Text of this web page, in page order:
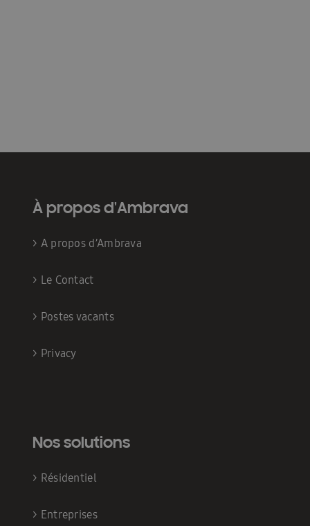
À propos d'Ambrava
> A propos d’Ambrava
> Le Contact
> Postes vacants
> Privacy
Nos solutions
> Résidentiel
> Entreprises